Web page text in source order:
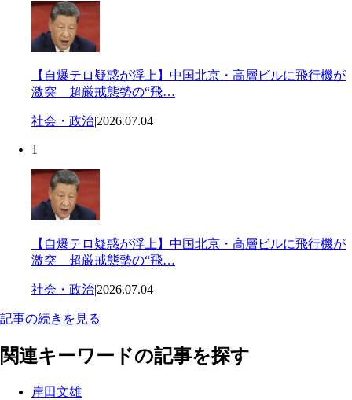
【自爆テロ疑惑が浮上】中国北京・高層ビルに飛行機が
激突 超厳戒態勢の“飛…
社会・政治|2026.07.04
1
【自爆テロ疑惑が浮上】中国北京・高層ビルに飛行機が
激突 超厳戒態勢の“飛…
社会・政治|2026.07.04
記事の続きを見る
関連キーワードの記事を探す
岸田文雄